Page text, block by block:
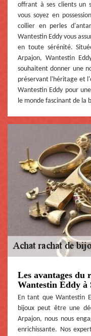
offrant à ses clients un
vous soyez en
collier en perles
Wantestin Eddy vous
en toute sérénité.
Arpajon, Wantestin
souhaitent donner une
préservant l'héritage et
Wantestin Eddy pour
le monde fascinant de la
Les avantages du
Wantestin Eddy
En tant que Wantestin
bijoux peut être une
Arpajon, nous nous
enrichissante. Nos